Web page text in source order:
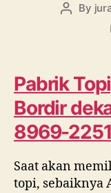
Post
By
Pabrik
Bordir
8969-2251
Saat akan
topi, sebaiknya